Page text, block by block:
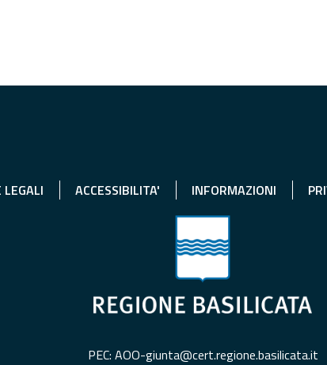
ACCESSIBILITA' INFORMAZIONI
PEC: AOO-giunta@cert.regione.basilicata.it